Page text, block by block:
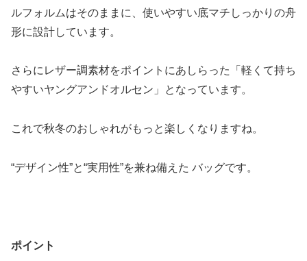
ルフォルムはそのままに、使いやすい底マチしっかりの舟
形に設計しています。
さらにレザー調素材をポイントにあしらった「軽くて持ち
やすいヤングアンドオルセン」となっています。
これで秋冬のおしゃれがもっと楽しくなりますね。
“デザイン性”と“実用性”を兼ね備えた バッグです。
ポイント